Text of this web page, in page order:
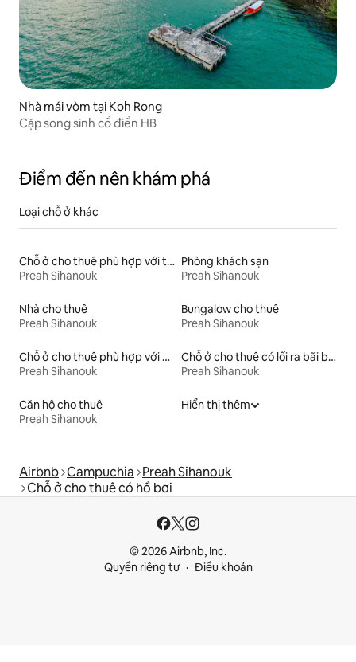
Nhà mái vòm tại Koh Rong
Cặp song sinh cổ điển HB
Điểm đến nên khám phá
Loại chỗ ở khác
Chỗ ở cho thuê phù hợp với thú cưng
Preah Sihanouk
Phòng khách sạn
Preah Sihanouk
Nhà cho thuê
Preah Sihanouk
Bungalow cho thuê
Preah Sihanouk
Chỗ ở cho thuê phù hợp với gia đình
Preah Sihanouk
Chỗ ở cho thuê có lối ra bãi biển
Preah Sihanouk
Căn hộ cho thuê
Preah Sihanouk
Hiển thị thêm
Airbnb Campuchia Preah Sihanouk
Chỗ ở cho thuê có hồ bơi
© 2026 Airbnb, Inc.
Quyền riêng tư
Điều khoản